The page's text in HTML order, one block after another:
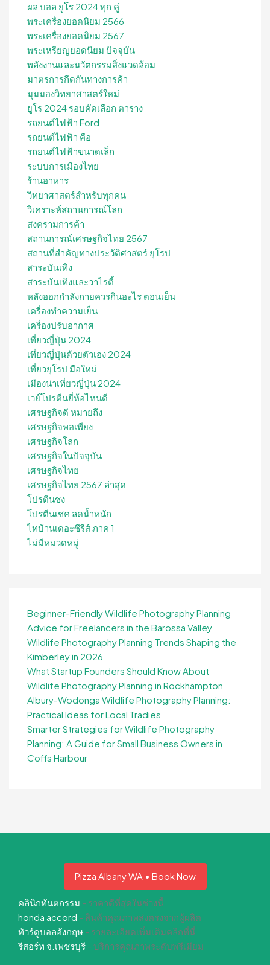
ผล บอล ยูโร 2024 ทุก คู่
พระเครื่องยอดนิยม 2566
พระเครื่องยอดนิยม 2567
พระเหรียญยอดนิยม ปัจจุบัน
พลังงานและนวัตกรรมสิ่งแวดล้อม
มาตรการกีดกันทางการค้า
มุมมองวิทยาศาสตร์ใหม่
ยูโร 2024 รอบคัดเลือก ตาราง
รถยนต์ไฟฟ้า Ford
รถยนต์ไฟฟ้า คือ
รถยนต์ไฟฟ้าขนาดเล็ก
ระบบการเมืองไทย
ร้านอาหาร
วิทยาศาสตร์สำหรับทุกคน
วิเคราะห์สถานการณ์โลก
สงครามการค้า
สถานการณ์เศรษฐกิจไทย 2567
สถานที่สําคัญทางประวัติศาสตร์ ยุโรป
สาระบันเทิง
สาระบันเทิงและวาไรตี้
หลังออกกําลังกายควรกินอะไร ตอนเย็น
เครื่องทำความเย็น
เครื่องปรับอากาศ
เที่ยวญี่ปุ่น 2024
เที่ยวญี่ปุ่นด้วยตัวเอง 2024
เที่ยวยุโรป มือใหม่
เมืองน่าเที่ยวญี่ปุ่น 2024
เวย์โปรตีนยี่ห้อไหนดี
เศรษฐกิจดี หมายถึง
เศรษฐกิจพอเพียง
เศรษฐกิจโลก
เศรษฐกิจในปัจจุบัน
เศรษฐกิจไทย
เศรษฐกิจไทย 2567 ล่าสุด
โปรตีนชง
โปรตีนเชค ลดน้ำหนัก
ไทบ้านเดอะซีรีส์ ภาค 1
ไม่มีหมวดหมู่
Beginner-Friendly Wildlife Photography Planning
Advice for Freelancers in the Barossa Valley
Wildlife Photography Planning Trends Shaping the
Kimberley in 2026
What Startup Founders Should Know About
Wildlife Photography Planning in Rockhampton
Albury-Wodonga Wildlife Photography Planning:
Practical Ideas for Local Tradies
Smarter Strategies for Wildlife Photography
Planning: A Guide for Small Business Owners in
Coffs Harbour
Pizza Albany WA • Book Now
คลินิกทันตกรรม - ราคาดีที่สุดในช่วงนี้
honda accord - สินค้าคุณภาพส่งตรงจากผู้ผลิต
ทัวร์ดูบอลอังกฤษ - รายละเอียดเพิ่มเติมคลิกที่นี่
รีสอร์ท จ.เพชรบุรี - บริการคุณภาพระดับพรีเมียม